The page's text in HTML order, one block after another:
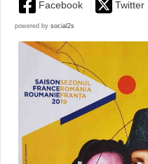
Facebook Twitter
powered by social2s